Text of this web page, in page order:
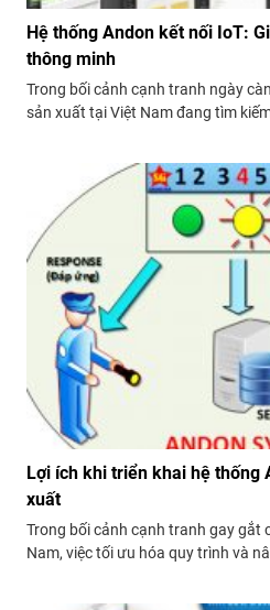
Hệ thống Andon kết nối IoT:
thông minh
Trong bối cảnh cạnh tranh ngày
sản xuất tại Việt Nam đang tìm
Hệ thống Andon kết nối IoT nổi lên
Lợi ích khi triển khai hệ thống
xuất
Trong bối cảnh cạnh tranh gay gắt
Nam, việc tối ưu hóa quy trình và
tin dùng là hệ thống Andon. Vậy,